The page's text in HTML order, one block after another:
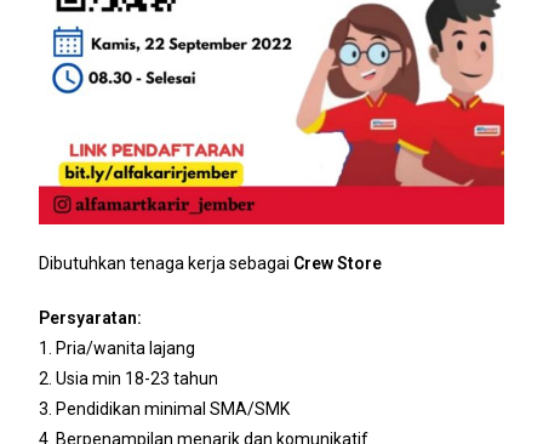
Dibutuhkan tenaga kerja sebagai Crew Store
Persyaratan:
1. Pria/wanita lajang
2. Usia min 18-23 tahun
3. Pendidikan minimal SMA/SMK
4. Berpenampilan menarik dan komunikatif